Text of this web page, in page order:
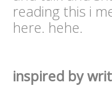
reading this i
here. hehe.
inspired by